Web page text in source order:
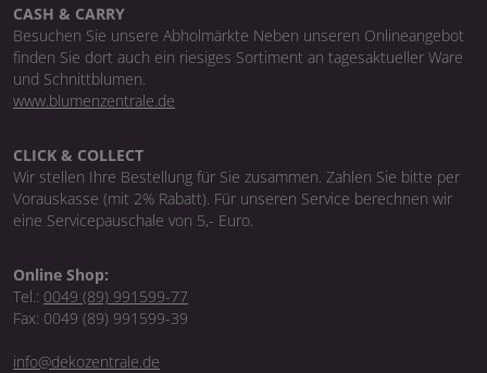
CASH & CARRY
Besuchen Sie unsere Abholmärkte Neben unseren Onlineangebot
finden Sie dort auch ein riesiges Sortiment an tagesaktueller Ware
und Schnittblumen.
www.blumenzentrale.de
CLICK & COLLECT
Wir stellen Ihre Bestellung für Sie zusammen. Zahlen Sie bitte per
Vorauskasse (mit 2% Rabatt). Für unseren Service berechnen wir
eine Servicepauschale von 5,- Euro.
Online Shop:
Tel.: 0049 (89) 991599-77
Fax: 0049 (89) 991599-39
info@dekozentrale.de